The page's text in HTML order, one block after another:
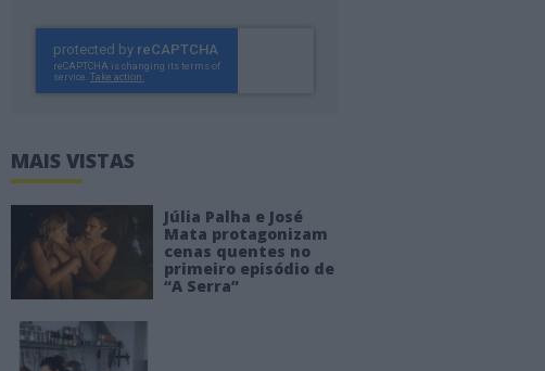
MAIS VISTAS
Júlia Palha e José
Mata protagonizam
cenas quentes no
primeiro episódio de
“A Serra”